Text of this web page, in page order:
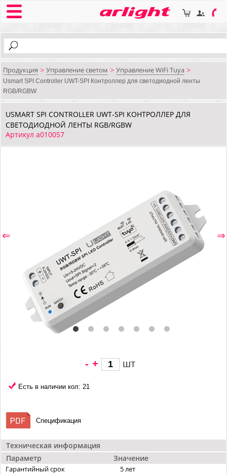
Продукция > Управление светом > Управление WiFi Tuya >
Usmart SPI Controller UWT-SPI Контроллер для светодиодной ленты
RGB/RGBW
USMART SPI CONTROLLER UWT-SPI КОНТРОЛЛЕР ДЛЯ
СВЕТОДИОДНОЙ ЛЕНТЫ RGB/RGBW
Артикул a010057
⇐ ⇒
Техническая информация
Параметр
Значение
Гарантийный срок
5 лет
- + шт
Есть в наличии кол: 21
Спецификация